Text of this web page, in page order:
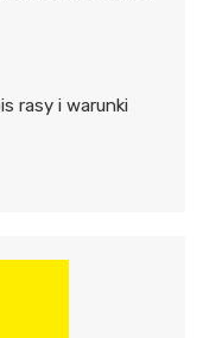
rasy i warunki